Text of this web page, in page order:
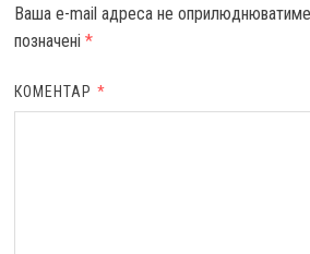
Ваша e-mail адреса не
позначені *
КОМЕНТАР *